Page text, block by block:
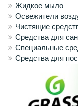
Жидкое мыло
Освежители
Чистящие
Средства для
Специальные
Средства для